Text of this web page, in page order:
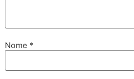
Nome *